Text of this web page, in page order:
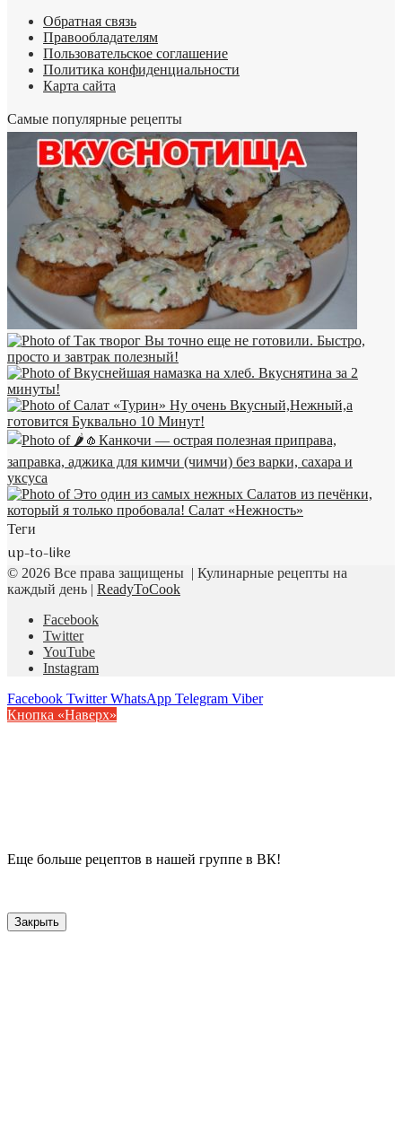
Обратная связь
Правообладателям
Пользовательское соглашение
Политика конфиденциальности
Карта сайта
Самые популярные рецепты
Теги
up-to-like
© 2026 Все права защищены | Кулинарные рецепты на
каждый день | ReadyToCook
Facebook
Twitter
YouTube
Instagram
Facebook Twitter WhatsApp Telegram Viber
Кнопка «Наверх»
Еще больше рецептов в нашей группе в ВК!
Закрыть